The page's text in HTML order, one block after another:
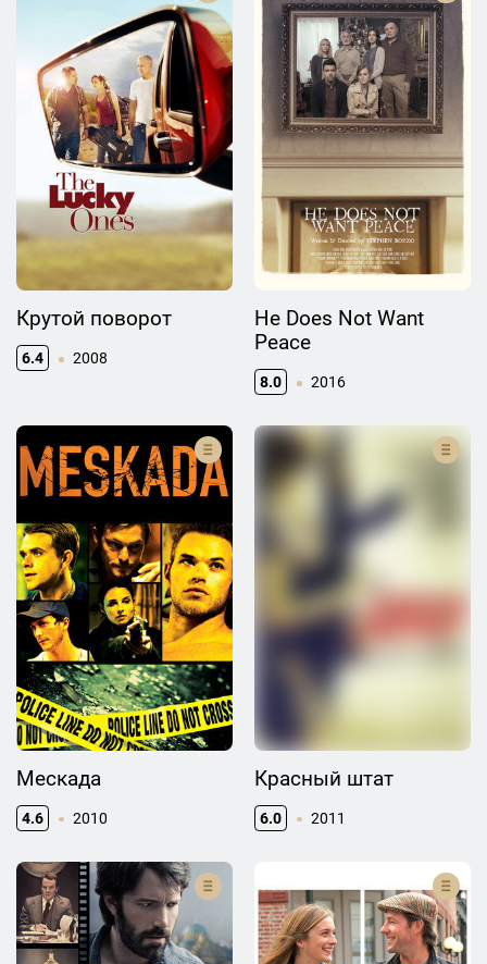
Крутой поворот
6.4 2008
He Does Not Want
Peace
8.0 2016
Мескада
4.6 2010
Красный штат
6.0 2011